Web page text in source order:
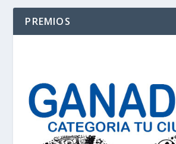
PREMIOS